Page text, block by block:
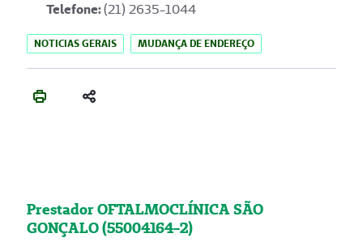
Telefone:(21) 2635-1044
NOTICIAS GERAIS MUDANÇA DE ENDEREÇO
Prestador OFTALMOCLÍNICA SÃO
GONÇALO (55004164-2)